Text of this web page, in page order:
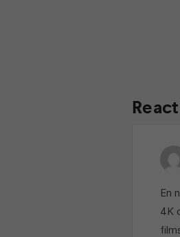
En
4K